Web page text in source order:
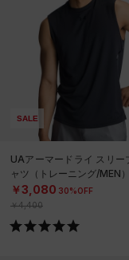
SALE
UAアーマードライ スリー
ャツ（トレーニング/MEN）
￥3,080 30%OFF
￥4,400